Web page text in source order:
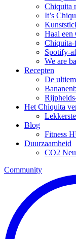
Chiquita
It’s
Haal een
Chiquita-
Spotify-
We are
Recepten
De
Het Chiquita
Blog
Fitness
Duurzaamheid
CO2
Community